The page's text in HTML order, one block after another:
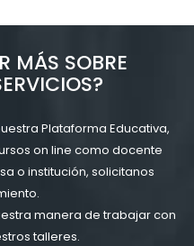
MÁS SOBRE
Plataforma Educativa,
on line como docente
o institución, solicitanos
manera de trabajar con
talleres.